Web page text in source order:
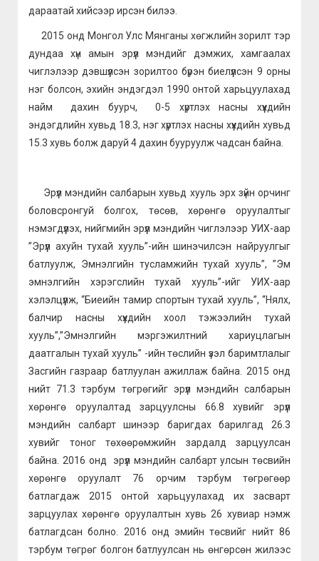
дараатай хийсээр ирсэн билээ.
2015 онд Монгол Улс Мянганы хөгжлийн зорилт тэр
дундаа хүн амын эрүүл мэндийг дэмжих, хамгаалах
чиглэлээр дэвшүүлсэн зорилтоо бүрэн биелүүлсэн 9 орны
нэг болсон, эхийн эндэгдэл 1990 онтой харьцуулахад
найм дахин буурч, 0-5 хүртлэх насны хүүхдийн
эндэгдлийн хувьд 18.3, нэг хүртлэх насны хүүхдийн хувьд
15.3 хувь болж даруй 4 дахин бууруулж чадсан байна.
Эрүүл мэндийн салбарын хувьд хууль эрх зүйн орчинг
боловсронгуй болгох, төсөв, хөрөнгө оруулалтыг
нэмэгдүүлэх, нийгмийн эрүүл мэндийн чиглэлээр УИХ-аар
”Эрүүл ахуйн тухай хууль”-ийн шинэчилсэн найруулгыг
батлуулж, Эмнэлгийн тусламжийн тухай хууль”, ”Эм
эмнэлгийн хэрэгслийн тухай хууль”-ийг УИХ-аар
хэлэлцүүлж, “Биеийн тамир спортын тухай хууль”, “Нялх,
балчир насны хүүхдийн хоол тэжээлийн тухай
хууль”,”Эмнэлгийн мэргэжилтний хариуцлагын
даатгалын тухай хууль” -ийн төслийн үзэл баримтлалыг
Засгийн газраар батлуулан ажиллаж байна. 2015 онд
нийт 71.3 тэрбум төгрөгийг эрүүл мэндийн салбарын
хөрөнгө оруулалтад зарцуулсны 66.8 хувийг эрүүл
мэндийн салбарт шинээр баригдах барилгад 26.3
хувийг тоног төхөөрөмжийн зардалд зарцуулсан
байна. 2016 онд эрүүл мэндийн салбарт улсын төсвийн
хөрөнгө оруулалт 76 орчим тэрбум төгрөгөөр
батлагдаж 2015 онтой харьцуулахад их засварт
зарцуулах хөрөнгө оруулалтын хувь 26 хувиар нэмж
батлагдсан болно. 2016 онд эмийн төсвийг нийт 86
тэрбум төгрөг болгон батлуулсан нь өнгөрсөн жилээс